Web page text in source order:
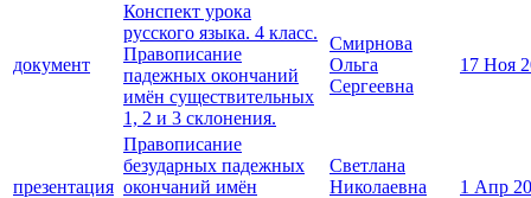
документ
Конспект урока
русского языка. 4 класс.
Правописание
падежных окончаний
имён существительных
1, 2 и 3 склонения.
Смирнова
Ольга
Сергеевна
17 Ноя
презентация
Правописание
безударных падежных
окончаний имён
Светлана
Николаевна
1 Апр